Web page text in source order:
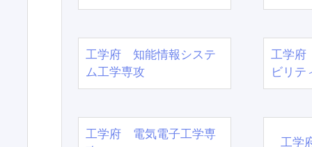
工学府 知能情報システ
ム工学専攻
工学府
ビリテ
工学府 電気電子工学専
工学